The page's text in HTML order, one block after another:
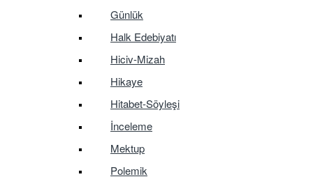
Günlük
Halk Edebiyatı
Hiciv-Mizah
Hikaye
Hitabet-Söyleşi
İnceleme
Mektup
Polemik